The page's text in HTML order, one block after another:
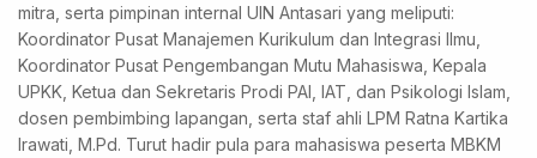
mitra, serta pimpinan internal UIN Antasari yang meliputi:
Koordinator Pusat Manajemen Kurikulum dan Integrasi Ilmu,
Koordinator Pusat Pengembangan Mutu Mahasiswa, Kepala
UPKK, Ketua dan Sekretaris Prodi PAI, IAT, dan Psikologi Islam,
dosen pembimbing lapangan, serta staf ahli LPM Ratna Kartika
Irawati, M.Pd. Turut hadir pula para mahasiswa peserta MBKM